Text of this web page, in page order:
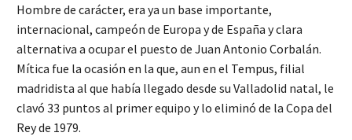
Hombre de carácter, era ya un base importante,
internacional, campeón de Europa y de España y clara
alternativa a ocupar el puesto de Juan Antonio Corbalán.
Mítica fue la ocasión en la que, aun en el Tempus, filial
madridista al que había llegado desde su Valladolid natal, le
clavó 33 puntos al primer equipo y lo eliminó de la Copa del
Rey de 1979.